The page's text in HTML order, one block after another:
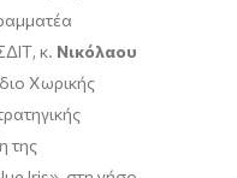
κ. Νικόλαου
Χωρικής
της